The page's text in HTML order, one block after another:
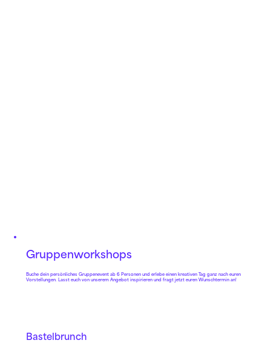
Gruppen­workshops
Buche dein persönliches Gruppenevent ab 6 Personen und erlebe einen kreativen Tag ganz nach euren
Vorstellungen. Lasst euch von unserem Angebot inspirieren und fragt jetzt euren Wunschtermin an!
Bastelbrunch